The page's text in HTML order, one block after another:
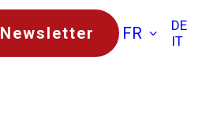
Newsletter FR
DE
IT